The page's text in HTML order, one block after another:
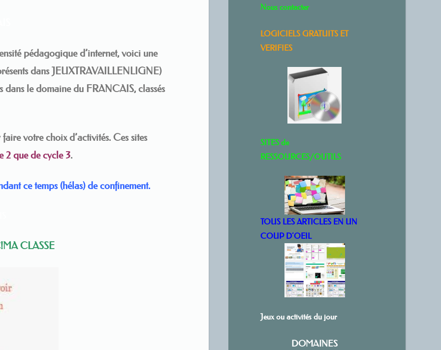
pédagogique d’internet, voici une
dans JEUXTRAVAILLENLIGNE)
dans le domaine du FRANCAIS, classés
votre choix d’activités. Ces sites
2 que de cycle 3.
ce temps (hélas) de confinement.
CLASSE
Nous contacter
LOGICIELS GRATUITS ET
VERIFIES
SITES de
RESSOURCES/OUTILS
TOUS LES ARTICLES EN UN
COUP D’OEIL
Jeux ou activités du jour
DOMAINES